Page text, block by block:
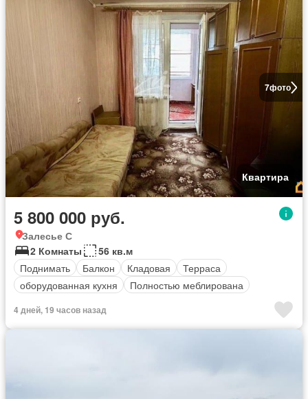
7фото
Квартира
5 800 000 руб.
Залесье С
2 Комнаты
56 кв.м
Поднимать
Балкон Кладовая
Терраса
оборудованная кухня
Полностью меблирована
4 дней, 19 часов назад